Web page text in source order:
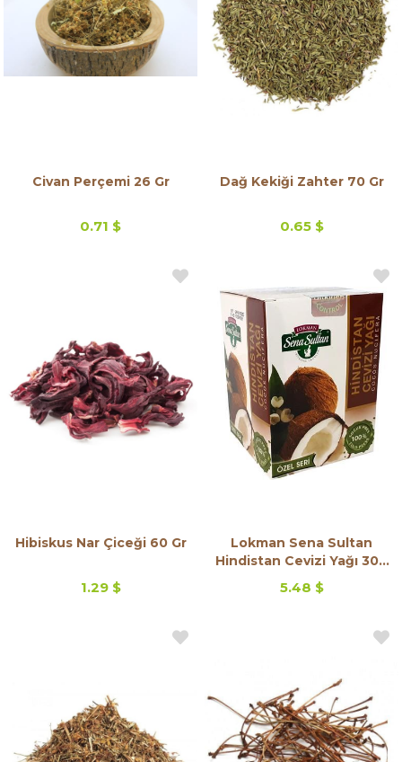
Civan Perçemi 26 Gr
0.71 $
Dağ Kekiği Zahter 70 Gr
0.65 $
Hibiskus Nar Çiceği 60 Gr
1.29 $
Lokman Sena Sultan
Hindistan Cevizi Yağı 300
5.48 $